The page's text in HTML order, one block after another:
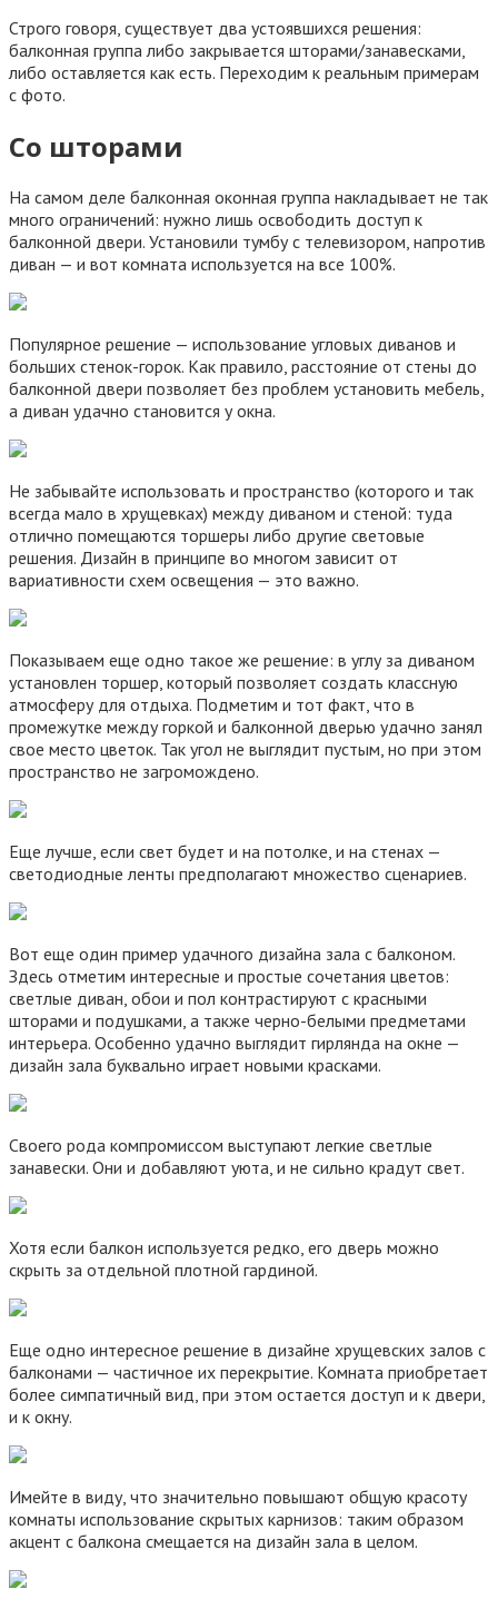
Строго говоря, существует два устоявшихся решения:
балконная группа либо закрывается шторами/занавесками,
либо оставляется как есть. Переходим к реальным примерам
с фото.
Со шторами
На самом деле балконная оконная группа накладывает не так
много ограничений: нужно лишь освободить доступ к
балконной двери. Установили тумбу с телевизором, напротив
диван — и вот комната используется на все 100%.
Популярное решение — использование угловых диванов и
больших стенок-горок. Как правило, расстояние от стены до
балконной двери позволяет без проблем установить мебель,
а диван удачно становится у окна.
Не забывайте использовать и пространство (которого и так
всегда мало в хрущевках) между диваном и стеной: туда
отлично помещаются торшеры либо другие световые
решения. Дизайн в принципе во многом зависит от
вариативности схем освещения — это важно.
Показываем еще одно такое же решение: в углу за диваном
установлен торшер, который позволяет создать классную
атмосферу для отдыха. Подметим и тот факт, что в
промежутке между горкой и балконной дверью удачно занял
свое место цветок. Так угол не выглядит пустым, но при этом
пространство не загромождено.
Еще лучше, если свет будет и на потолке, и на стенах —
светодиодные ленты предполагают множество сценариев.
Вот еще один пример удачного дизайна зала с балконом.
Здесь отметим интересные и простые сочетания цветов:
светлые диван, обои и пол контрастируют с красными
шторами и подушками, а также черно-белыми предметами
интерьера. Особенно удачно выглядит гирлянда на окне —
дизайн зала буквально играет новыми красками.
Своего рода компромиссом выступают легкие светлые
занавески. Они и добавляют уюта, и не сильно крадут свет.
Хотя если балкон используется редко, его дверь можно
скрыть за отдельной плотной гардиной.
Еще одно интересное решение в дизайне хрущевских залов с
балконами — частичное их перекрытие. Комната приобретает
более симпатичный вид, при этом остается доступ и к двери,
и к окну.
Имейте в виду, что значительно повышают общую красоту
комнаты использование скрытых карнизов: таким образом
акцент с балкона смещается на дизайн зала в целом.